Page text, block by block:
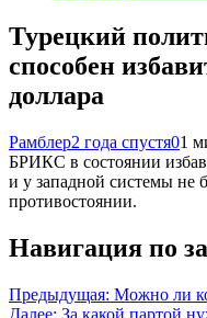
Турецкий
способен
доллара
Рамблер2 года спустя01
БРИКС в состоянии
и у западной системы не
противостоянии.
Навигация по
Предыдущая: Можно ли
Далее: За какой партой